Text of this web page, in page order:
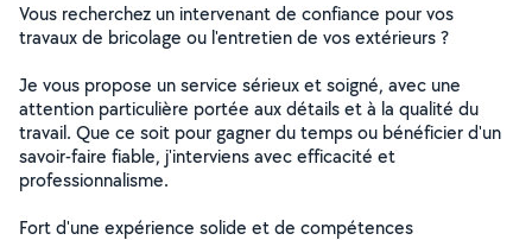
Vous recherchez un intervenant de confiance pour vos
travaux de bricolage ou l'entretien de vos extérieurs ?
Je vous propose un service sérieux et soigné, avec une
attention particulière portée aux détails et à la qualité du
travail. Que ce soit pour gagner du temps ou bénéficier d'un
savoir-faire fiable, j'interviens avec efficacité et
professionnalisme.
Fort d'une expérience solide et de compétences